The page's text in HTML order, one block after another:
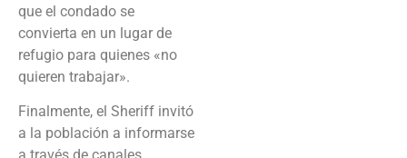
que el condado se
convierta en un lugar de
refugio para quienes «no
quieren trabajar».
Finalmente, el Sheriff invitó
a la población a informarse